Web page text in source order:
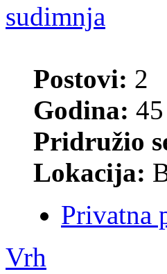
sudimnja
Postovi: 2
Godina: 45
Pridružio
Lokacija:
Privatna
Vrh